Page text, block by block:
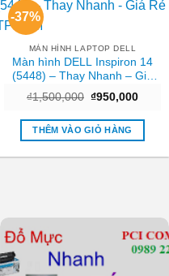
-37%
MÀN HÌNH LAPTOP DELL
Màn hình DELL Inspiron 14
(5448) – Thay Nhanh – Giá
₫1,500,000 Giá
là:
₫1,500,000.
₫950,000Giá
tại
THÊM VÀO GIỎ HÀNG